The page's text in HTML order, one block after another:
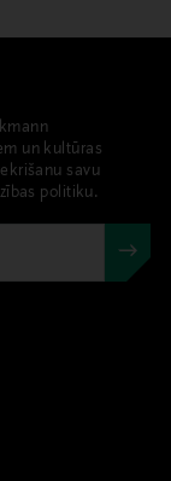
un kultūras
savu
politiku.